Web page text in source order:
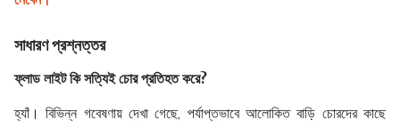
সাধারণ প্রশ্নত্তর
ফ্লাড লাইট কি সত্যিই চোর প্রতিহত করে?
হ্যাঁ। বিভিন্ন গবেষণায় দেখা গেছে, পর্যাপ্তভাবে আলোকিত বাড়ি চোরদের কাছে